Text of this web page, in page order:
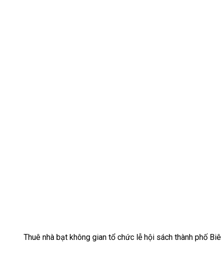
Thuê nhà bạt không gian tổ chức lễ hội sách thành phố